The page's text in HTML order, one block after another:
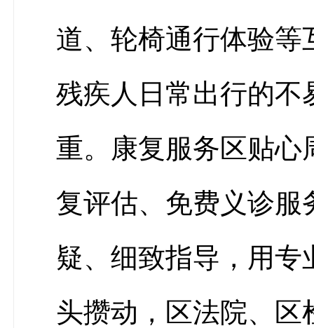
道、轮椅通行体验等
残疾人日常出行的不
重。康复服务区贴心
复评估、免费义诊服
疑、细致指导，用
头攒动，区法院、